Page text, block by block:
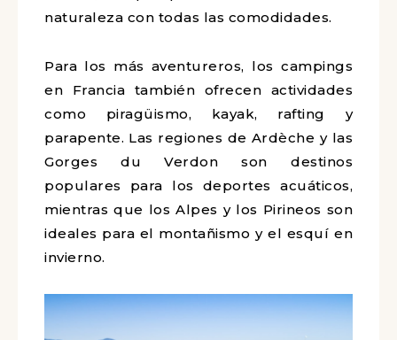
naturaleza con todas las comodidades.
Para los más aventureros, los campings
en Francia también ofrecen actividades
como piragüismo, kayak, rafting y
parapente. Las regiones de Ardèche y las
Gorges du Verdon son destinos
populares para los deportes acuáticos,
mientras que los Alpes y los Pirineos son
ideales para el montañismo y el esquí en
invierno.